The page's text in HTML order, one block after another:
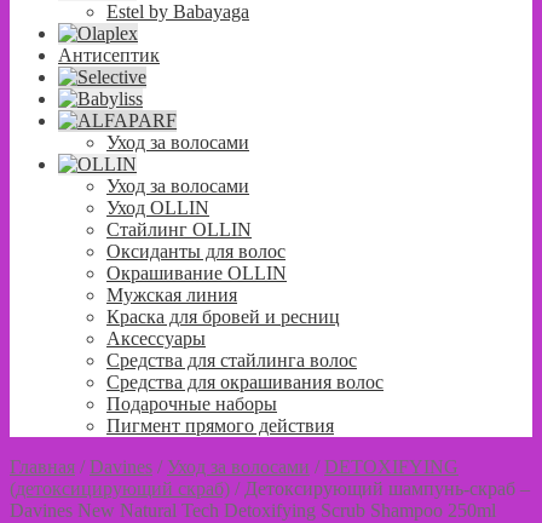
Estel by Babayaga
Антисептик
Уход за волосами
Уход за волосами
Уход OLLIN
Стайлинг OLLIN
Оксиданты для волос
Окрашивание OLLIN
Мужская линия
Краска для бровей и ресниц
Аксессуары
Средства для стайлинга волос
Средства для окрашивания волос
Подарочные наборы
Пигмент прямого действия
Главная / Davines / Уход за волосами / DETOXIFYING
(детоксицирующий скраб) / Детоксирующий шампунь-скраб –
Davines New Natural Tech Detoxifying Scrub Shampoo 250ml